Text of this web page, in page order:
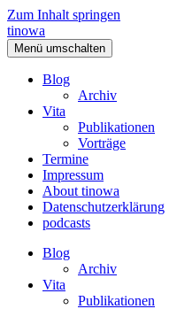
Zum Inhalt springen
tinowa
Menü umschalten
Blog
Archiv
Vita
Publikationen
Vorträge
Termine
Impressum
About tinowa
Datenschutzerklärung
podcasts
Blog
Archiv
Vita
Publikationen